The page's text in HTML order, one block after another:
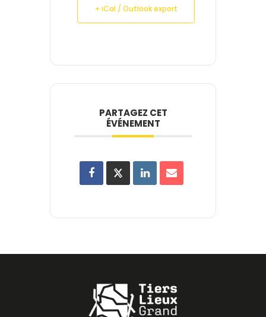
+ iCal / Outlook export
PARTAGEZ CET
ÉVÉNEMENT